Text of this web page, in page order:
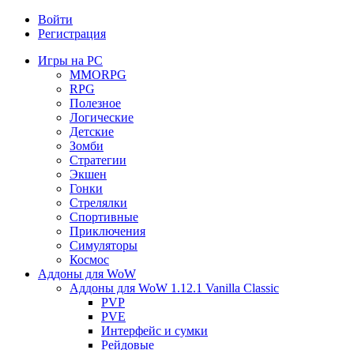
Войти
Регистрация
Игры на PC
MMORPG
RPG
Полезное
Логические
Детские
Зомби
Стратегии
Экшен
Гонки
Стрелялки
Спортивные
Приключения
Симуляторы
Космос
Аддоны для WoW
Аддоны для WoW 1.12.1 Vanilla Classic
PVP
PVE
Интерфейс и сумки
Рейдовые